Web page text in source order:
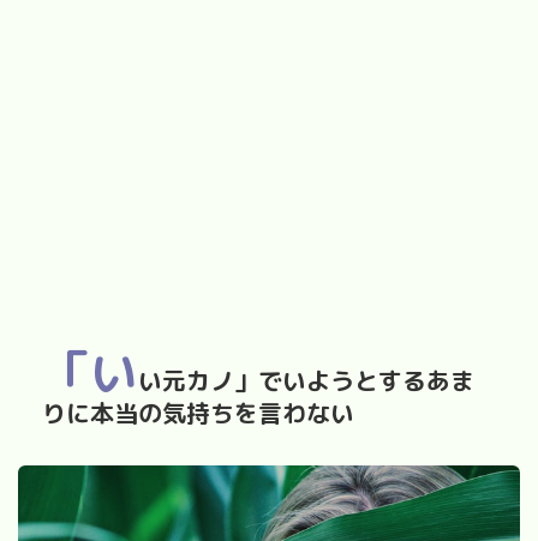
「いい元カノ」でいようとするあま
りに本当の気持ちを言わない